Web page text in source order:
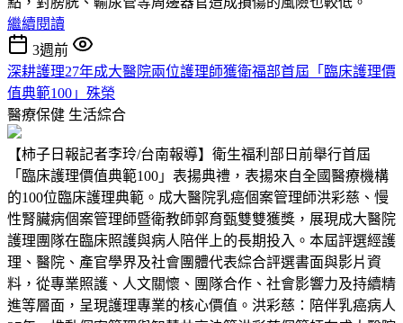
繼續閱讀
3週前
深耕護理27年成大醫院兩位護理師獲衛福部首屆「臨床護理價
值典範100」殊榮
醫療保健 生活綜合
【柿子日報記者李玲/台南報導】衛生福利部日前舉行首屆
「臨床護理價值典範100」表揚典禮，表揚來自全國醫療機構
的100位臨床護理典範。成大醫院乳癌個案管理師洪彩慈、慢
性腎臟病個案管理師暨衛教師郭育甄雙雙獲獎，展現成大醫院
護理團隊在臨床照護與病人陪伴上的長期投入。本屆評選經護
理、醫院、產官學界及社會團體代表綜合評選書面與影片資
料，從專業照護、人文關懷、團隊合作、社會影響力及持續精
進等層面，呈現護理專業的核心價值。洪彩慈：陪伴乳癌病人